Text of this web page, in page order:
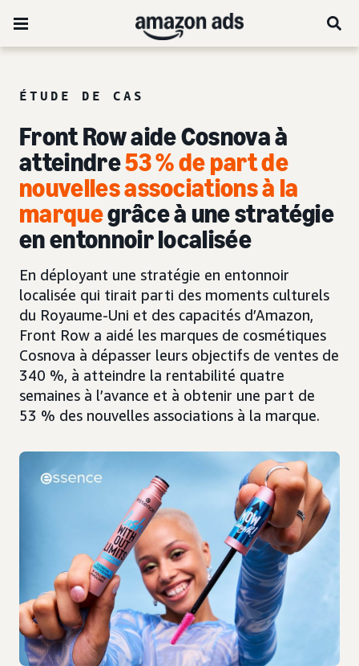
ÉTUDE DE CAS
Front Row aide Cosnova à
atteindre53 % de part de
nouvelles associations à la
marquegrâce à une stratégie
en entonnoir localisée
En déployant une stratégie en entonnoir
localisée qui tirait parti des moments culturels
du Royaume-Uni et des capacités d’Amazon,
Front Row a aidé les marques de cosmétiques
Cosnova à dépasser leurs objectifs de ventes de
340 %, à atteindre la rentabilité quatre
semaines à l’avance et à obtenir une part de
53 % des nouvelles associations à la marque.